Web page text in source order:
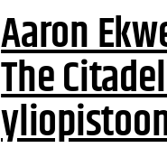
Aaron
The